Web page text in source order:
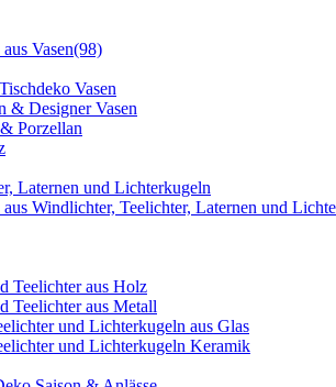
Vasen(98)
Vasen
& Designer Vasen
Porzellan
Laternen und Lichterkugeln
Windlichter, Teelichter, Laternen und
Teelichter aus Holz
Teelichter aus Metall
und Lichterkugeln aus Glas
und Lichterkugeln Keramik